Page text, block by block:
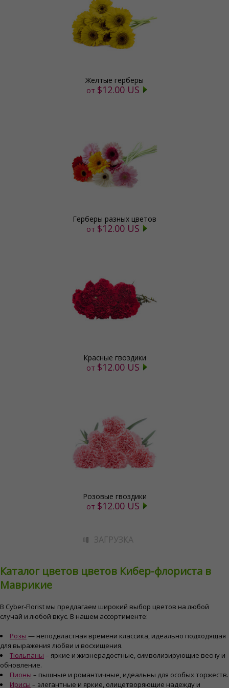
Желтые герберы
от $12.00 US
Герберы разных цветов
от $12.00 US
Красные гвоздики
от $12.00 US
Розовые гвоздики
от $12.00 US
ЗАГРУЗКА
Каталог цветов цветов Кибер-флориста в
Маврикие
В Cyber-Florist мы предлагаем широкий выбор цветов на любой
случай и любой вкус. В нашем ассортименте:
Розы — неподвластная времени классика, идеально подходящая
для выражения любви и восхищения.
Тюльпаны – яркие и жизнерадостные, символизирующие весну и
обновление.
Пионы – пышные и романтичные, идеальны для особых торжеств.
Ирисы – элегантные и яркие, олицетворяющие надежду и